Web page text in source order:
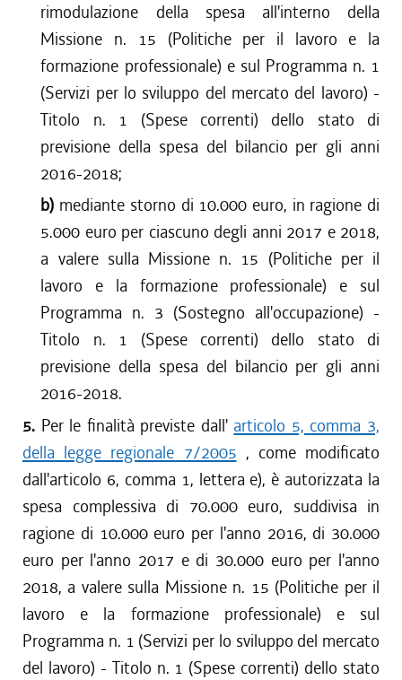
rimodulazione della spesa all'interno della
Missione n. 15 (Politiche per il lavoro e la
formazione professionale) e sul Programma n. 1
(Servizi per lo sviluppo del mercato del lavoro) -
Titolo n. 1 (Spese correnti) dello stato di
previsione della spesa del bilancio per gli anni
2016-2018;
b) mediante storno di 10.000 euro, in ragione di
5.000 euro per ciascuno degli anni 2017 e 2018,
a valere sulla Missione n. 15 (Politiche per il
lavoro e la formazione professionale) e sul
Programma n. 3 (Sostegno all'occupazione) -
Titolo n. 1 (Spese correnti) dello stato di
previsione della spesa del bilancio per gli anni
2016-2018.
5. Per le finalità previste dall' articolo 5, comma 3,
della legge regionale 7/2005 , come modificato
dall'articolo 6, comma 1, lettera e), è autorizzata la
spesa complessiva di 70.000 euro, suddivisa in
ragione di 10.000 euro per l'anno 2016, di 30.000
euro per l'anno 2017 e di 30.000 euro per l'anno
2018, a valere sulla Missione n. 15 (Politiche per il
lavoro e la formazione professionale) e sul
Programma n. 1 (Servizi per lo sviluppo del mercato
del lavoro) - Titolo n. 1 (Spese correnti) dello stato